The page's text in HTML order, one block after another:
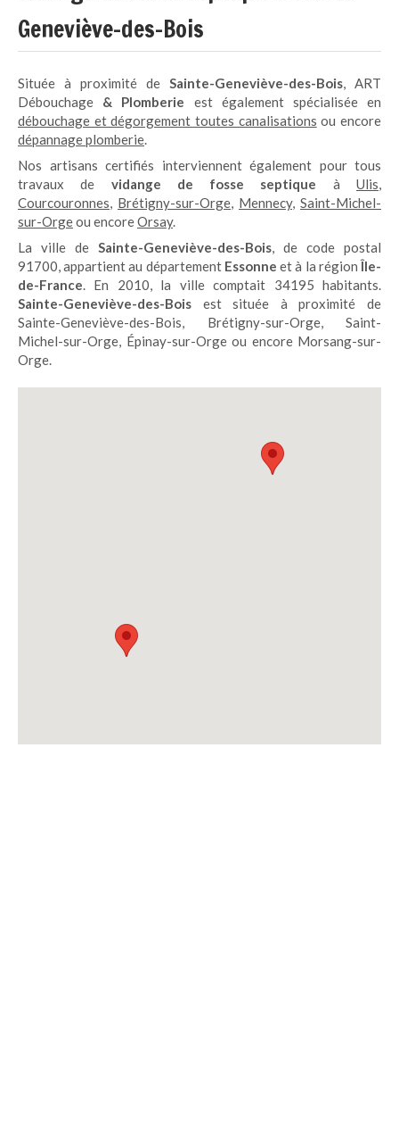
Geneviève-des-Bois
Située à proximité de Sainte-Geneviève-des-Bois, ART
Débouchage & Plomberie est également spécialisée en
débouchage et dégorgement toutes canalisations ou encore
dépannage plomberie.
Nos artisans certifiés interviennent également pour tous
travaux de vidange de fosse septique àUlis,
Courcouronnes, Brétigny-sur-Orge, Mennecy, Saint-Michel-
sur-Orgeou encoreOrsay.
La ville de Sainte-Geneviève-des-Bois, de code postal
91700, appartient au département Essonne et à la régionÎle-
de-France. En 2010, la ville comptait 34195 habitants.
Sainte-Geneviève-des-Bois est située à proximité de
Sainte-Geneviève-des-Bois, Brétigny-sur-Orge, Saint-
Michel-sur-Orge, Épinay-sur-Orge ou encore Morsang-sur-
Orge.